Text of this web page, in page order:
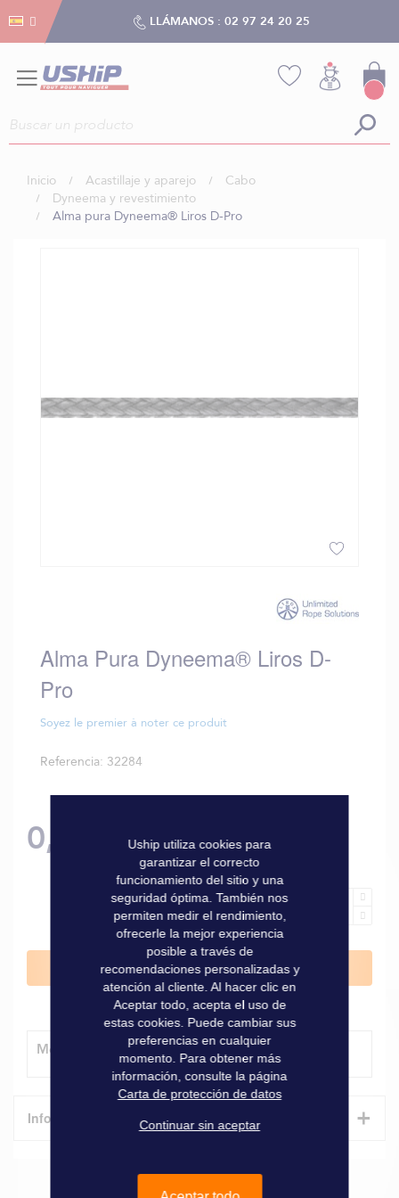
LLÁMANOS : 02 97 24 20 25
Inicio Acastillaje y aparejo
Cabo
Dyneema y revestimiento
Alma pura Dyneema® Liros D-Pro
la
galería
de
Alma Pura Dyneema® Liros D-
Pro
Soyez le premier à noter ce produit
Referencia 32284
0,60 €
Añadir al carrito
Método de entrega
Informaciones técnicas +
Características
Gestión de cookies
Uship utiliza cookies para
garantizar el correcto
funcionamiento del sitio y una
seguridad óptima. También nos
permiten medir el rendimiento,
ofrecerle la mejor experiencia
posible a través de
recomendaciones personalizadas y
atención al cliente. Al hacer clic en
Aceptar todo, acepta el uso de
estas cookies. Puede cambiar sus
preferencias en cualquier
momento. Para obtener más
información, consulte la página
Carta de protección de datos
Continuar sin aceptar
Gestión de cookies